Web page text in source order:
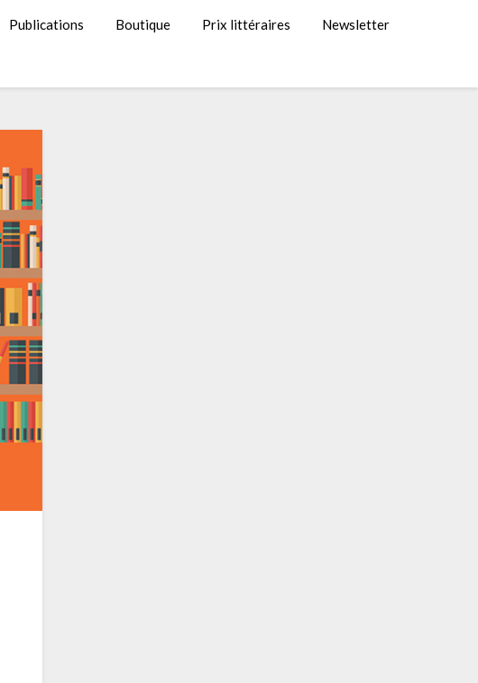
Publications Boutique Prix littéraires Newsletter